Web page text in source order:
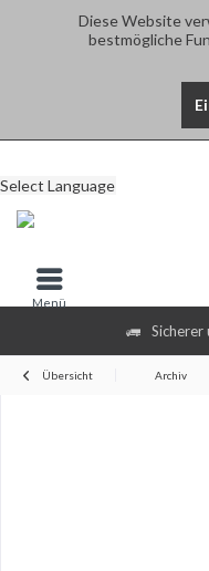
Diese Website
bestmögliche
Sicherer
Select Language
Menü
Übersicht Archiv